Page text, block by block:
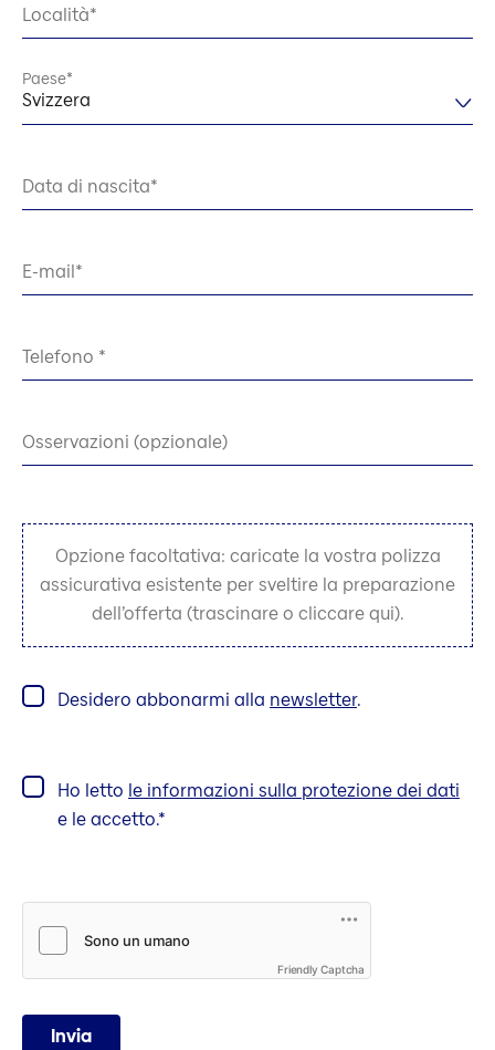
Località
Paese
Svizzera
Data di nascita
E-mail
Telefono
Osservazioni (opzionale)
Opzione facoltativa: caricate la vostra polizza
assicurativa esistente per sveltire la preparazione
dell’offerta (trascinare o cliccare qui).
Desidero abbonarmi alla newsletter.
Ho letto le informazioni sulla protezione dei dati
e le accetto.
Friendly Captcha
Invia